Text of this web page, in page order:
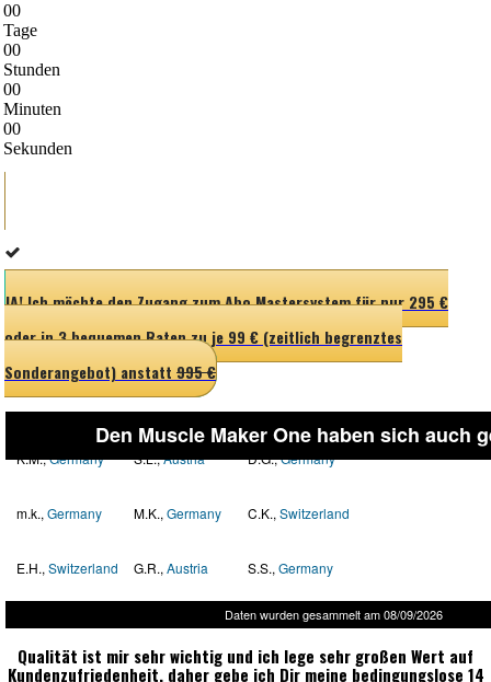
00
Tage
00
Stunden
00
Minuten
00
Sekunden
JA! Ich möchte den Zugang zum Abo Mastersystem für nur 295 €
oder in 3 bequemen Raten zu je 99 € (zeitlich begrenztes
Sonderangebot) anstatt 995 €
Qualität ist mir sehr wichtig und ich lege sehr großen Wert auf
Kundenzufriedenheit, daher gebe ich Dir meine bedingungslose 14